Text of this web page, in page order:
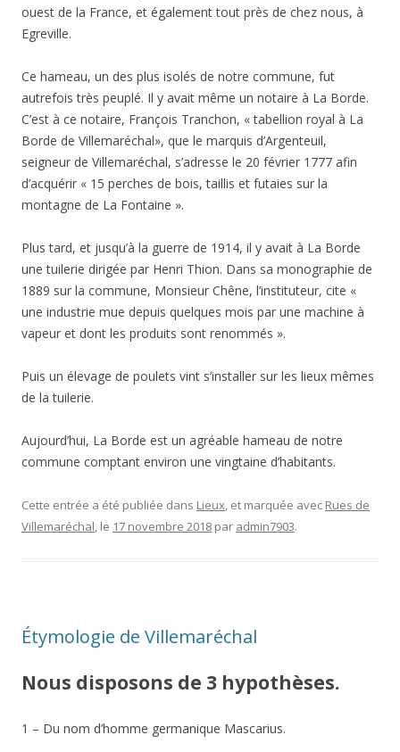
ouest de la France, et également tout près de chez nous, à
Egreville.
Ce hameau, un des plus isolés de notre commune, fut
autrefois très peuplé. Il y avait même un notaire à La Borde.
C’est à ce notaire, François Tranchon, « tabellion royal à La
Borde de Villemaréchal», que le marquis d’Argenteuil,
seigneur de Villemaréchal, s’adresse le 20 février 1777 afin
d’acquérir « 15 perches de bois, taillis et futaies sur la
montagne de La Fontaine ».
Plus tard, et jusqu’à la guerre de 1914, il y avait à La Borde
une tuilerie dirigée par Henri Thion. Dans sa monographie de
1889 sur la commune, Monsieur Chêne, l’instituteur, cite «
une industrie mue depuis quelques mois par une machine à
vapeur et dont les produits sont renommés ».
Puis un élevage de poulets vint s’installer sur les lieux mêmes
de la tuilerie.
Aujourd’hui, La Borde est un agréable hameau de notre
commune comptant environ une vingtaine d’habitants.
Cette entrée a été publiée dans Lieux, et marquée avec Rues de
Villemaréchal, le 17 novembre 2018 par admin7903.
Étymologie de Villemaréchal
Nous disposons de 3 hypothèses.
1 – Du nom d’homme germanique Mascarius.